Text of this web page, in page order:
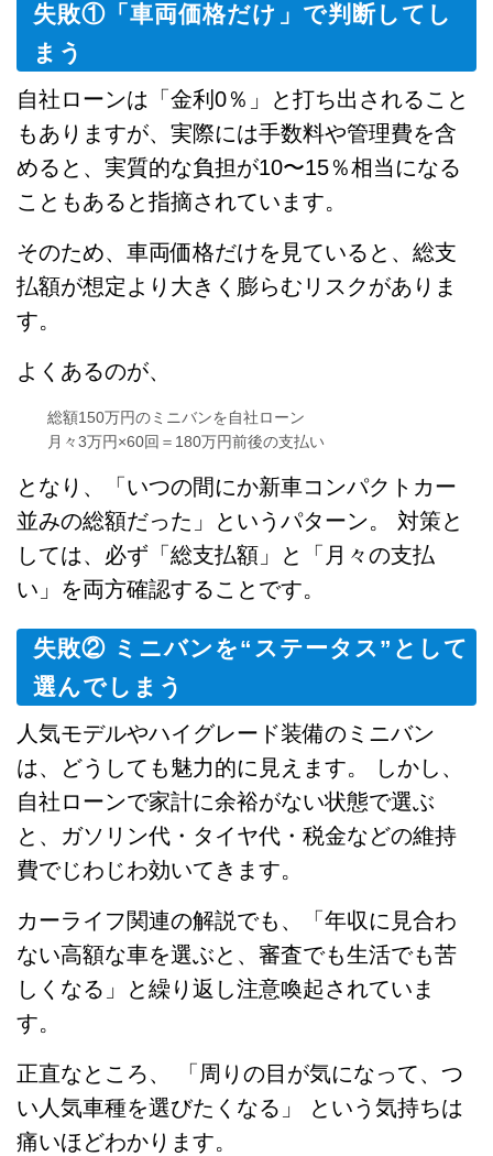
失敗①「車両価格だけ」で判断してし
まう
自社ローンは「金利0％」と打ち出されること
もありますが、実際には手数料や管理費を含
めると、実質的な負担が10〜15％相当になる
こともあると指摘されています。
そのため、車両価格だけを見ていると、総支
払額が想定より大きく膨らむリスクがありま
す。
よくあるのが、
総額150万円のミニバンを自社ローン
月々3万円×60回＝180万円前後の支払い
となり、「いつの間にか新車コンパクトカー
並みの総額だった」というパターン。 対策と
しては、必ず「総支払額」と「月々の支払
い」を両方確認することです。
失敗② ミニバンを“ステータス”として
選んでしまう
人気モデルやハイグレード装備のミニバン
は、どうしても魅力的に見えます。 しかし、
自社ローンで家計に余裕がない状態で選ぶ
と、ガソリン代・タイヤ代・税金などの維持
費でじわじわ効いてきます。
カーライフ関連の解説でも、「年収に見合わ
ない高額な車を選ぶと、審査でも生活でも苦
しくなる」と繰り返し注意喚起されていま
す。
正直なところ、 「周りの目が気になって、つ
い人気車種を選びたくなる」 という気持ちは
痛いほどわかります。